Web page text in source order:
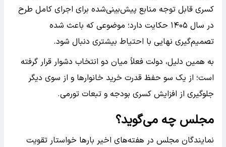
کسری قابل توجه منابع پیش‌بینی‌شده برای اجرای کامل طرح
در سال ۱۴۰۵ حکایت دارد؛ موضوعی که باعث شده
تصمیم‌گیری نهایی با احتیاط بیشتری دنبال شود.
به همین دلیل، دولت فعلاً میان دو انتخاب دشوار قرار گرفته
است؛ از یک سو حفظ قدرت خرید خانوارها و از سوی دیگر
جلوگیری از افزایش کسری بودجه و تبعات تورمی.
مجلس چه می‌گوید؟
نمایندگان مجلس در هفته‌های اخیر بارها خواستار تقویت